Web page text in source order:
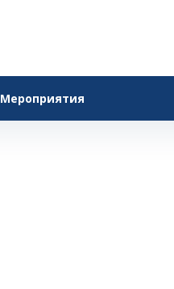
Мероприятия